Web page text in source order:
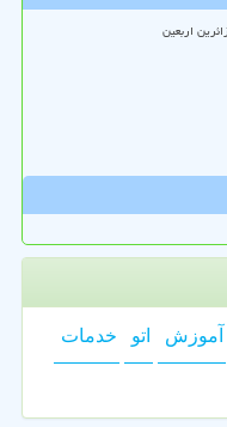
آموزش اتو خدمات